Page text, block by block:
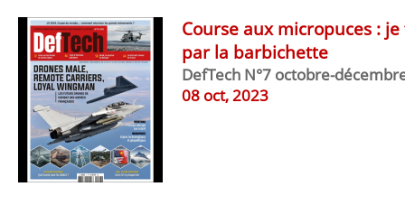
Course aux micropuces :
par la barbichette
DefTech N°7 octobre-
08 oct, 2023